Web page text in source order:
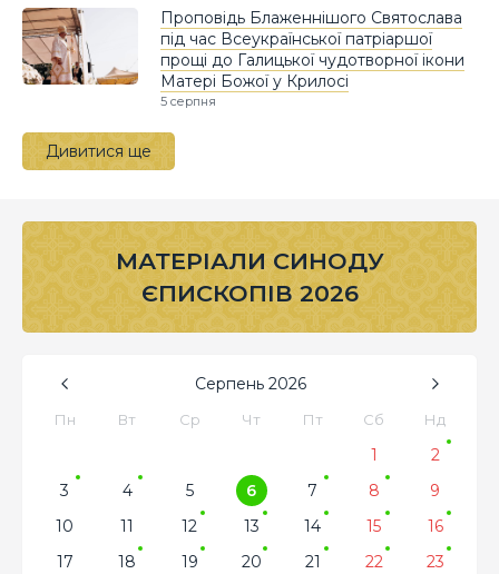
Проповідь Блаженнішого Святослава
під час Всеукраїнської патріаршої
прощі до Галицької чудотворної ікони
Матері Божої у Крилосі
5 серпня
Дивитися ще
МАТЕРІАЛИ СИНОДУ
ЄПИСКОПІВ 2026
Серпень 2026
Пн Вт Ср Чт Пт Сб Нд
1
2
3
4 5 6 7 8
9
10
11 12 13 14 15
16
17
18 19 20 21 22
23